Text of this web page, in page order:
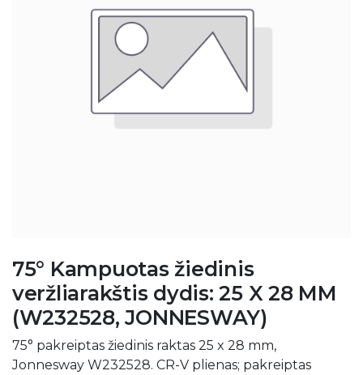
75° Kampuotas žiedinis
veržliarakštis dydis: 25 X 28 MM
(W232528, JONNESWAY)
75° pakreiptas žiedinis raktas 25 x 28 mm,
Jonnesway W232528. CR-V plienas; pakreiptas